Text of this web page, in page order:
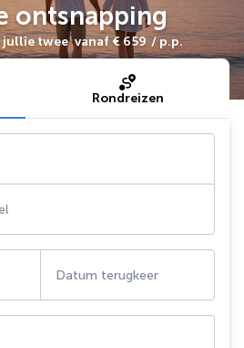
ontsnapping
jullie twee vanaf € 659 / p.p.
Rondreizen
Datum terugkeer